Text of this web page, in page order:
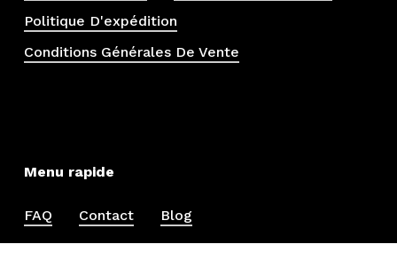
Politique D'expédition
Conditions Générales De Vente
Menu rapide
FAQ Contact Blog